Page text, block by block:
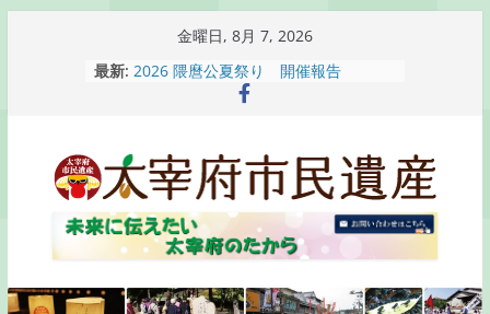
プ
金曜日, 8月 7, 2026
最新: 2026 隈麿公夏祭り 開催報告
通古賀歴史勉強会が開催されます
梅香苑夏まつり子どもみこし開催のお
知らせ
木うそ絵付け体験のお知らせ